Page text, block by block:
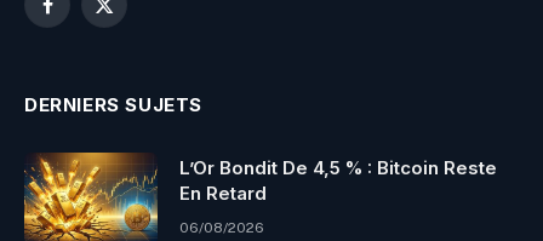
Facebook
X
DERNIERS SUJETS
L’Or Bondit De 4,5 % : Bitcoin Reste
En Retard
06/08/2026